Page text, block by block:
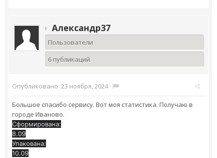
Александр37
Пользователи
6 публикаций
Опубликовано: 23 ноября, 2024·
Большое спасибо сервису. Вот моя статистика. Получаю в
городе Иваново.
Сформирована:
8.09
Упакована:
10.09